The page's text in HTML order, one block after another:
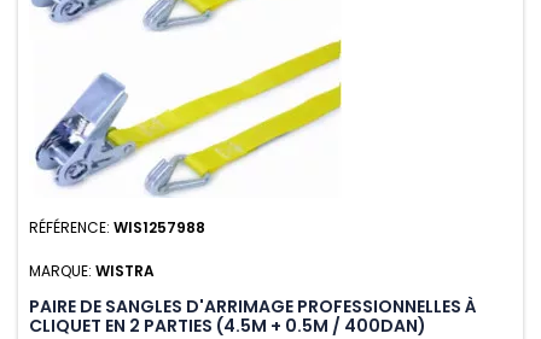
RÉFÉRENCE: WIS1257988
MARQUE: WISTRA
PAIRE DE SANGLES D'ARRIMAGE PROFESSIONNELLES À
CLIQUET EN 2 PARTIES (4.5M + 0.5M / 400DAN)